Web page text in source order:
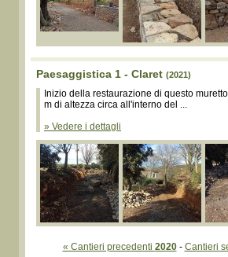
Paesaggistica 1 - Claret (2021)
Inizio della restaurazione di questo
m di altezza circa all'interno del ...
» Vedere i dettagli
« Cantieri precedenti 2020- Cantieri